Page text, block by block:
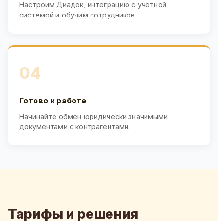
Настроим Диадок, интеграцию с учётной
системой и обучим сотрудников.
04
Готово к работе
Начинайте обмен юридически значимыми
документами с контрагентами.
Тарифы и решения